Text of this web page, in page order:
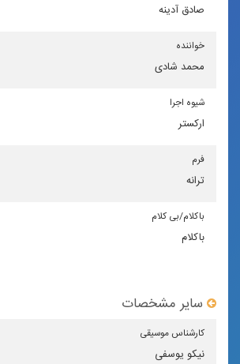
صادق آدینه
خواننده
محمد شادی
شیوه اجرا
اركستر
فرم
ترانه
باكلام/بی كلام
باکلام
سایر مشخصات
كارشناس موسیقی
نیکو یوسفی